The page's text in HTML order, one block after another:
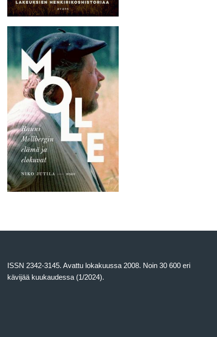
ISSN 2342-3145. Avattu lokakuussa 2008. Noin 30 600 eri
kävijää kuukaudessa (1/2024).